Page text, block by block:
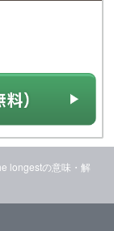
longestの意味・解